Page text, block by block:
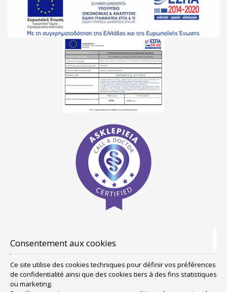
Consentement aux cookies
Ce site utilise des cookies techniques pour définir vos préférences
de confidentialité ainsi que des cookies tiers à des fins statistiques
ou marketing.